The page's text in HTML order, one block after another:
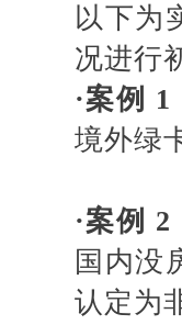
以下为
况进行
·案例 1
境外绿
·案例 2
国内没
认定为